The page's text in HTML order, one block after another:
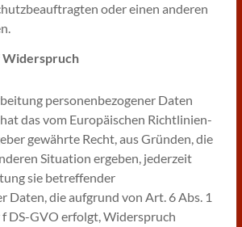
oder einen anderen
personenbezogener Daten
das vom Europäischen Richtlinien-
gewährte Recht, aus Gründen, die
Situation ergeben, jederzeit
sie betreffender
Daten, die aufgrund von Art. 6 Abs. 1
f DS-GVO erfolgt, Widerspruch